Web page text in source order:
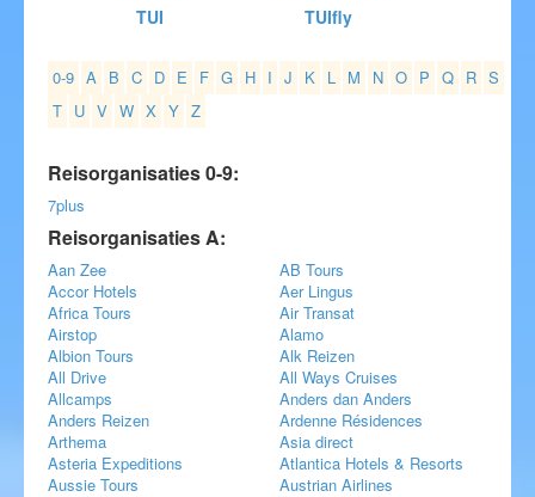
TUI TUIfly
0-9 A B C D E F G H I J K L M N O P Q R S
T U V W X Y Z
Reisorganisaties 0-9:
7plus
Reisorganisaties A:
Aan Zee
AB Tours
Accor Hotels
Aer Lingus
Africa Tours
Air Transat
Airstop
Alamo
Albion Tours
Alk Reizen
All Drive
All Ways Cruises
Allcamps
Anders dan Anders
Anders Reizen
Ardenne Résidences
Arthema
Asia direct
Asteria Expeditions
Atlantica Hotels & Resorts
Aussie Tours
Austrian Airlines